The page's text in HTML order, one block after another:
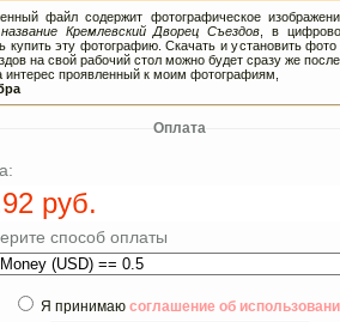
файл содержит фотографическое
Кремлевский Дворец Съездов , в
купить эту фотографию. Скачать и установить
на свой рабочий стол можно будет сразу же
интерес проявленный к моим фотографиям,
Оплата
способ оплаты
Я принимаю соглашение об